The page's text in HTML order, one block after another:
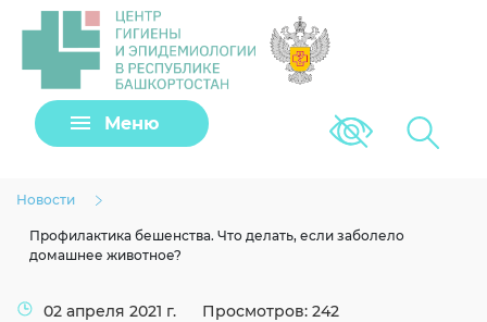
Меню Версия для
Новости
Профилактика бешенства. Что делать, если заболело
домашнее животное?
02 апреля 2021 г. Просмотров: 242
Задать вопрос
Клещи